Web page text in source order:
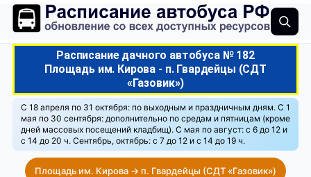
Расписание дачного автобуса № 182
Площадь им. Кирова - п. Гвардейцы (СДТ
«Газовик»)
С 18 апреля по 31 октября: по выходным и праздничным дням. С 1
мая по 30 сентября: дополнительно по средам и пятницам (кроме
дней массовых посещений кладбищ). С мая по август: с 6 до 12 и
с 14 до 20 ч. Сентябрь, октябрь: с 7 до 12 и с 14 до 19 ч.
Площадь им. Кирова → п. Гвардейцы (СДТ «Газовик»)